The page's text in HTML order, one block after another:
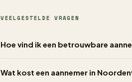
VEELGESTELDE VRAGEN
Hoe vind ik een betrouwbare
Wat kost een aannemer in